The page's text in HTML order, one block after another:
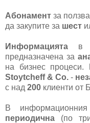
Абонамент за
да закупите за шест
Информацията в
предназначена за
на бизнес
Stoytcheff & Co. -
с над 200 клиенти от
В
периодична (по